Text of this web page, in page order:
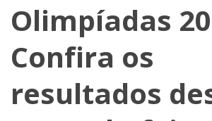
Olimpíadas
Confira os
resultados